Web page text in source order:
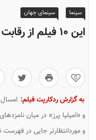
سینما سینمای جهان
این ۱۰ فیلم‌ از رقابت اسکار ۲۰۲۵ کنار رفتند
0
به گزارش ردکارپت فیلم: امسال
و «امیلیا پرز» در میان
و موردانتظارتر جایی در فهرست